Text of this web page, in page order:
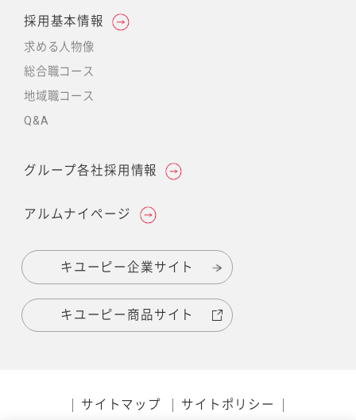
採用基本情報
求める人物像
総合職コース
地域職コース
Q&A
グループ各社採用情報
アルムナイページ
キユーピー企業サイト
キユーピー商品サイト
サイトマップ サイトポリシー